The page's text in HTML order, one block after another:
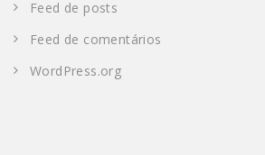
Feed de posts
Feed de comentários
WordPress.org